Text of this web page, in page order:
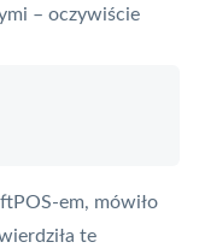
– oczywiście
-em, mówiło
te